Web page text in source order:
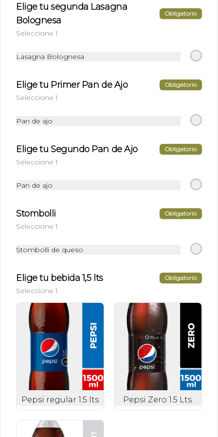
$3.900
Canada Dry Normal 350 ml.
$2.900
Canada Dry Zero
$2.900
Canadá Dry agua tónica
Canadá Dry agua tónica 350 ml.
Canadá dry light
Canadá dry light 310 ml.
$2.900
Crush Zero
Crush Zero 350 ml.
Elige tu segunda Lasagna
Bolognesa
Obligatorio
Seleccione 1
Lasagna Bolognesa
Elige tu Primer Pan de Ajo Obligatorio
Seleccione 1
Pan de ajo
Elige tu Segundo Pan de Ajo Obligatorio
Seleccione 1
Pan de ajo
Stombolli Obligatorio
Seleccione 1
Stombolli de queso
Elige tu bebida 1,5 lts Obligatorio
Seleccione 1
Pepsi regular 1.5 lts Pepsi Zero 1.5 Lts.